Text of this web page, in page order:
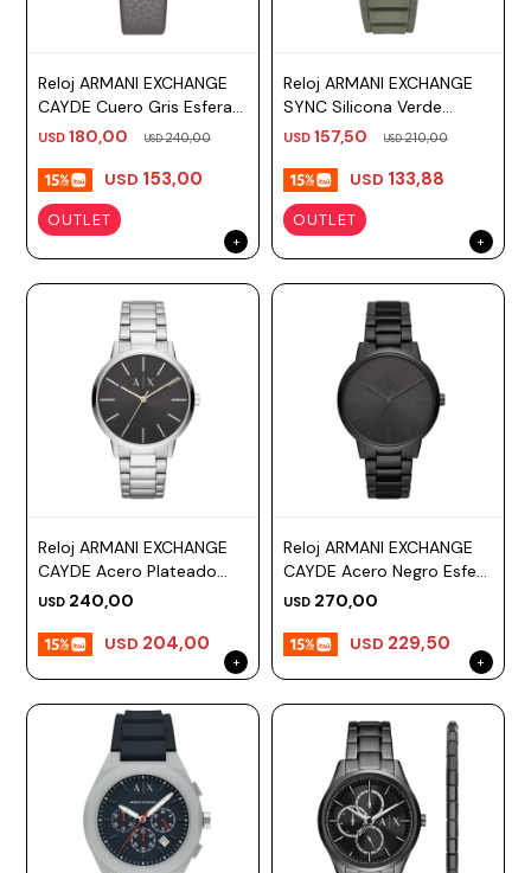
Reloj ARMANI EXCHANGE
CAYDE Cuero Gris Esfera
42mm
USD 180,00 USD240,00
USD 153,00
OUTLET
Reloj ARMANI EXCHANGE
SYNC Silicona Verde
Esfera 44mm
USD 157,50 USD210,00
USD 133,88
OUTLET
Reloj ARMANI EXCHANGE
CAYDE Acero Plateado
Esfera 42mm
USD 240,00
USD 204,00
Reloj ARMANI EXCHANGE
CAYDE Acero Negro Esfera
42mm
USD 270,00
USD 229,50